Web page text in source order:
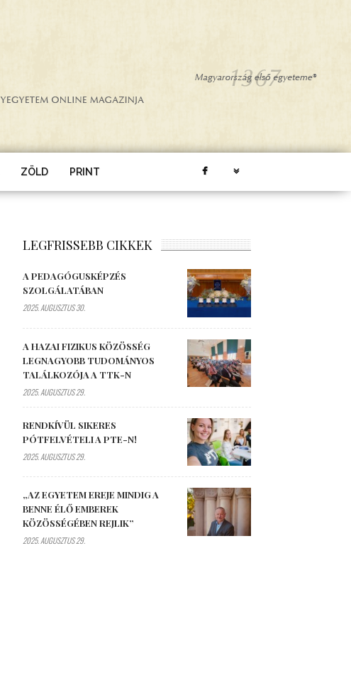
ZÖLD PRINT
LEGFRISSEBB CIKKEK
A PEDAGÓGUSKÉPZÉS
SZOLGÁLATÁBAN
2025. AUGUSZTUS 30.
A HAZAI FIZIKUS KÖZÖSSÉG
LEGNAGYOBB TUDOMÁNYOS
TALÁLKOZÓJA A TTK-N
2025. AUGUSZTUS 29.
RENDKÍVÜL SIKERES
PÓTFELVÉTELI A PTE-N!
2025. AUGUSZTUS 29.
„AZ EGYETEM EREJE MINDIG A
BENNE ÉLŐ EMBEREK
KÖZÖSSÉGÉBEN REJLIK”
2025. AUGUSZTUS 29.